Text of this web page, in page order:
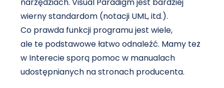
narzędziach. Visual Paradigm jest bardziej
wierny standardom (notacji UML, itd.).
Co prawda funkcji programu jest wiele,
ale te podstawowe łatwo odnaleźć. Mamy też
w Interecie sporą pomoc w manualach
udostępnianych na stronach producenta.